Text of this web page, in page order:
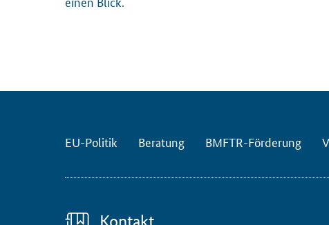
EU-Politik Beratung BMFTR-Förderung